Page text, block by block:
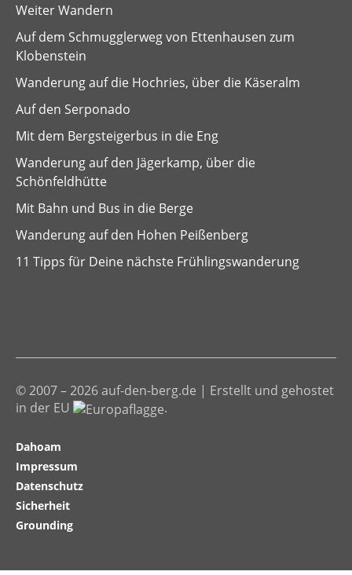
Weiter Wandern
Auf dem Schmugglerweg von Ettenhausen zum
Klobenstein
Wanderung auf die Hochries, über die Käseralm
Auf den Serponado
Mit dem Bergsteigerbus in die Eng
Wanderung auf den Jägerkamp, über die
Schönfeldhütte
Mit Bahn und Bus in die Berge
Wanderung auf den Hohen Peißenberg
11 Tipps für Deine nächste Frühlingswanderung
© 2007 – 2026 auf-den-berg.de | Erstellt und gehostet
in der EU
.
Dahoam
Impressum
Datenschutz
Sicherheit
Grounding